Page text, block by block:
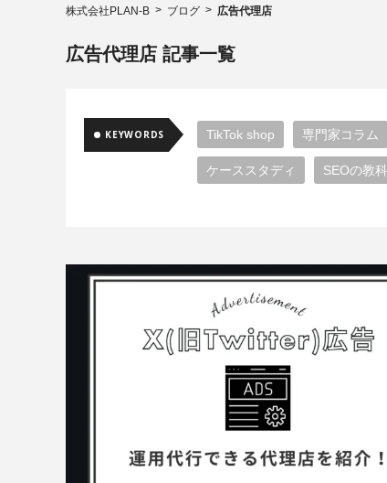
株式会社PLAN-B ブログ 広告代理店
広告代理店 記事一覧
KEYWORDS TikTok shop 専門家コラム
ケーススタディ SEOの教
WEBディレクター 動画広
X（旧Twitter）広告
Google検索アルゴリズム
GA4 デザイン
プログラミング
YouTube広告 機械学習